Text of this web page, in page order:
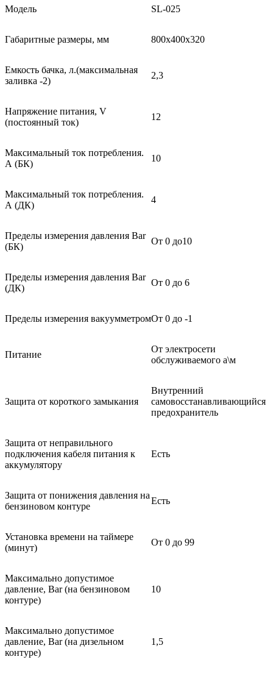
Модель SL-025
Габаритные размеры, мм 800х400х320
Емкость бачка, л.(максимальная
заливка -2)
2,3
Напряжение питания, V
(постоянный ток)
12
Максимальный ток потребления.
А (БК)
10
Максимальный ток потребления.
А (ДК)
4
Пределы измерения давления Bar
(БК)
От 0 до10
Пределы измерения давления Bar
(ДК)
От 0 до 6
Пределы измерения вакуумметромОт 0 до -1
Питание
От электросети
обслуживаемого а\м
Защита от короткого замыкания
Внутренний
самовосстанавливающийся
предохранитель
Защита от неправильного
подключения кабеля питания к
аккумулятору
Есть
Защита от понижения давления на
бензиновом контуре
Есть
Установка времени на таймере
(минут)
От 0 до 99
Максимально допустимое
давление, Bar (на бензиновом
контуре)
10
Максимально допустимое
давление, Bar (на дизельном
контуре)
1,5